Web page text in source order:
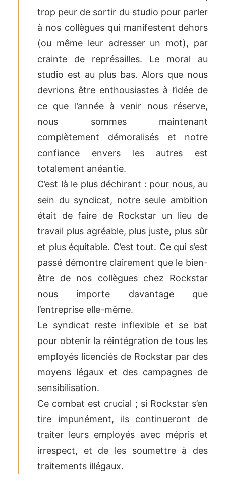
trop peur de sortir du studio pour parler
à nos collègues qui manifestent dehors
(ou même leur adresser un mot), par
crainte de représailles. Le moral au
studio est au plus bas. Alors que nous
devrions être enthousiastes à l’idée de
ce que l’année à venir nous réserve,
nous sommes maintenant
complètement démoralisés et notre
confiance envers les autres est
totalement anéantie.
C’est là le plus déchirant : pour nous, au
sein du syndicat, notre seule ambition
était de faire de Rockstar un lieu de
travail plus agréable, plus juste, plus sûr
et plus équitable. C’est tout. Ce qui s’est
passé démontre clairement que le bien-
être de nos collègues chez Rockstar
nous importe davantage que
l’entreprise elle-même.
Le syndicat reste inflexible et se bat
pour obtenir la réintégration de tous les
employés licenciés de Rockstar par des
moyens légaux et des campagnes de
sensibilisation.
Ce combat est crucial ; si Rockstar s’en
tire impunément, ils continueront de
traiter leurs employés avec mépris et
irrespect, et de les soumettre à des
traitements illégaux.